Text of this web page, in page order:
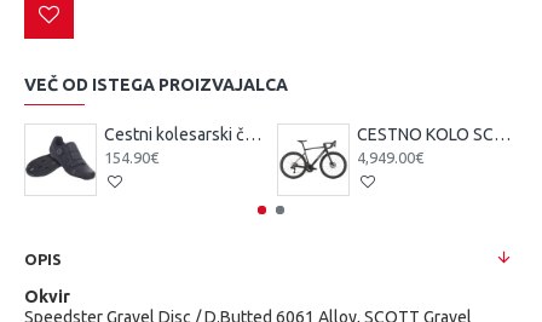
VEČ OD ISTEGA PROIZVAJALCA
Cestni kolesarski čevlji Scott Team BOA čr/tsi
154.90€
CESTNO KOLO SCOTT ADDICT 10 čr 25
4,949.00€
OPIS
Okvir
Speedster Gravel Disc / D.Butted 6061 Alloy, SCOTT Gravel